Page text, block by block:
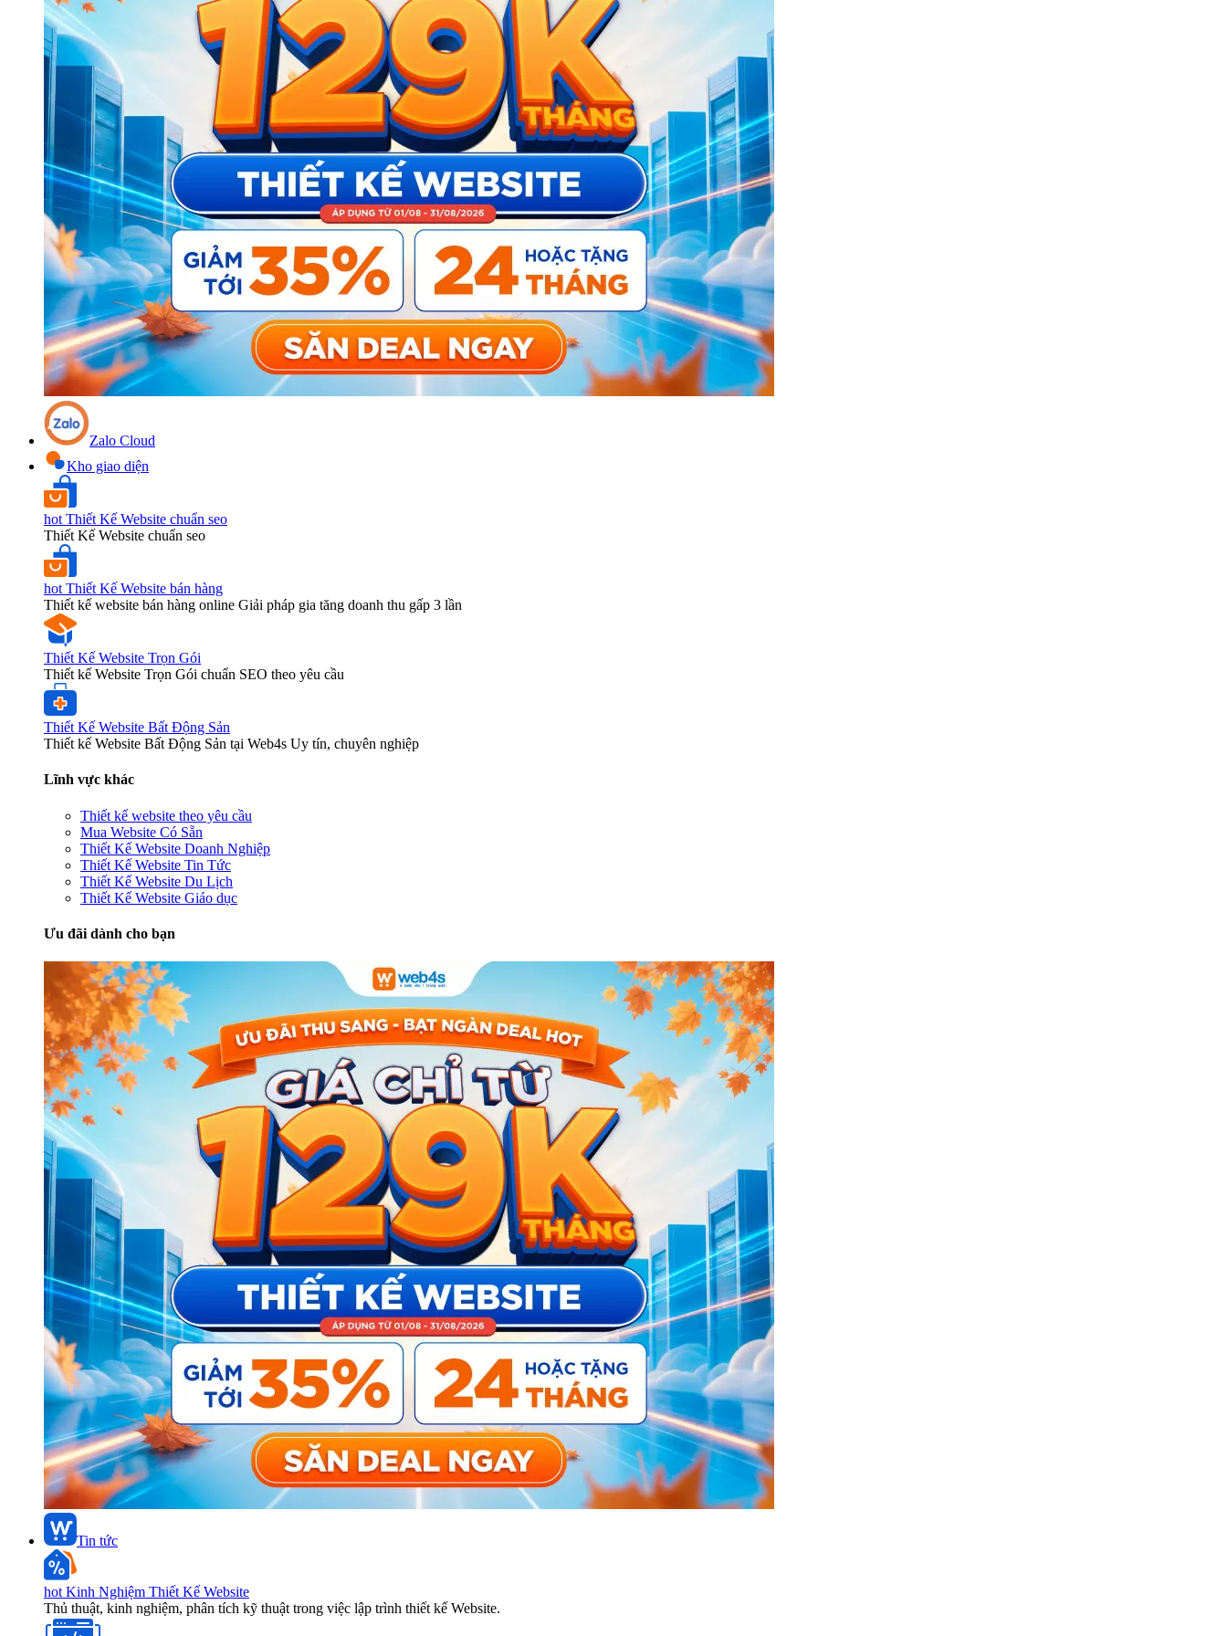
Zalo Cloud
Kho giao diện
hot Thiết Kế Website chuẩn seo
Thiết Kế Website chuẩn seo
hot Thiết Kế Website bán hàng
Thiết kế website bán hàng online Giải pháp gia tăng doanh thu gấp 3 lần
Thiết Kế Website Trọn Gói
Thiết kế Website Trọn Gói chuẩn SEO theo yêu cầu
Thiết Kế Website Bất Động Sản
Thiết kế Website Bất Động Sản tại Web4s Uy tín, chuyên nghiệp
Lĩnh vực khác
Thiết kế website theo yêu cầu
Mua Website Có Sẵn
Thiết Kế Website Doanh Nghiệp
Thiết Kế Website Tin Tức
Thiết Kế Website Du Lịch
Thiết Kế Website Giáo dục
Ưu đãi dành cho bạn
Tin tức
hot Kinh Nghiệm Thiết Kế Website
Thủ thuật, kinh nghiệm, phân tích kỹ thuật trong việc lập trình thiết kế Website.